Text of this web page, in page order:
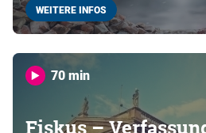
WEITERE INFOS
70 min
Fiskus –